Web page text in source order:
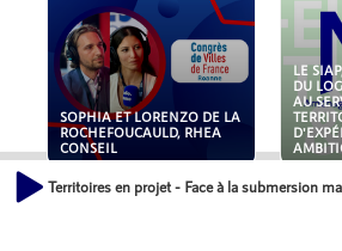
SOPHIA ET LORENZO DE LA
ROCHEFOUCAULD, RHEA
CONSEIL
LE
DU
AU
Territoires en projet - Face à la submersion